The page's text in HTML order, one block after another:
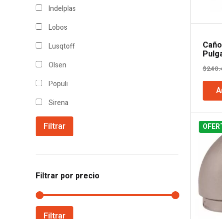
Indelplas
Lobos
Lusqtoff
Olsen
Populi
Sirena
Filtrar
Filtrar por precio
Precio
PrecioFiltrar
$